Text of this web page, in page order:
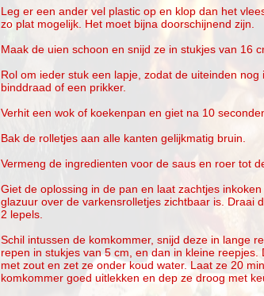
Leg er een ander vel plastic op en klop dan het
zo plat mogelijk. Het moet bijna doorschijnend zijn.
Maak de uien schoon en snijd ze in stukjes van 16
Rol om ieder stuk een lapje, zodat de uiteinden
binddraad of een prikker.
Verhit een wok of koekenpan en giet na 10
Bak de rolletjes aan alle kanten gelijkmatig bruin.
Vermeng de ingredienten voor de saus en roer tot
Giet de oplossing in de pan en laat zachtjes
glazuur over de varkensrolletjes zichtbaar is. Draai
2 lepels.
Schil intussen de komkommer, snijd deze in lange
repen in stukjes van 5 cm, en dan in kleine
met zout en zet ze onder koud water. Laat ze 20
komkommer goed uitlekken en dep ze droog met